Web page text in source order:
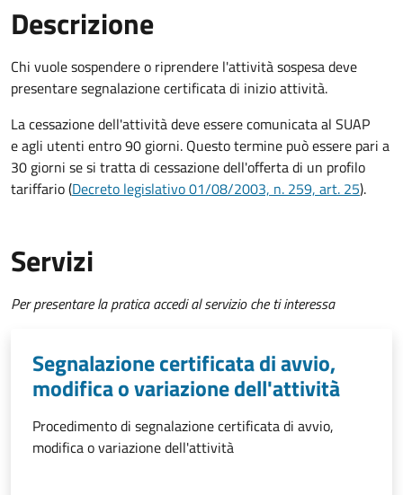
Descrizione
Chi vuole sospendere o riprendere l'attività sospesa deve
presentaresegnalazione certificata di inizio attività.
La cessazione dell'attività deve essere comunicata al SUAP
e agli utenti entro 90 giorni. Questo termine può essere pari a
30 giorni se si tratta di cessazione dell'offerta di un profilo
tariffario (Decreto legislativo 01/08/2003, n. 259, art. 25).
Servizi
Per presentare la pratica accedi al servizio che ti interessa
Segnalazione certificata di avvio,
modifica o variazione dell'attività
Procedimento di segnalazione certificata di avvio,
modifica o variazione dell'attività